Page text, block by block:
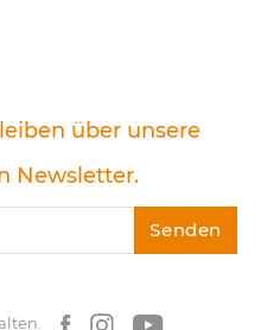
über unsere
Newsletter.
Senden
FacebookInstagram